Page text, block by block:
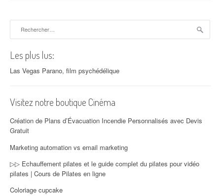
Les plus lus:
Las Vegas Parano, film psychédélique
Visitez notre boutique Cinéma
Création de Plans d’Évacuation Incendie Personnalisés avec Devis
Gratuit
Marketing automation vs email marketing
▷▷ Echauffement pilates et le guide complet du pilates pour vidéo
pilates | Cours de Pilates en ligne
Coloriage cupcake